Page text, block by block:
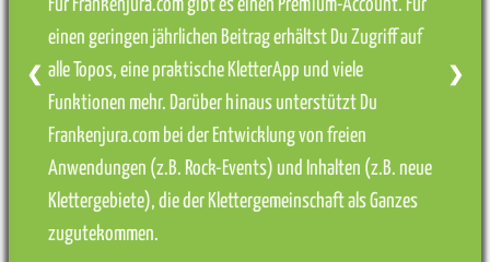
Für Frankenjura.com gibt es einen Premium-Account. Für
einen geringen jährlichen Beitrag erhältst Du Zugriff auf
alle Topos, eine praktische KletterApp und viele
Funktionen mehr. Darüber hinaus unterstützt Du
Frankenjura.com bei der Entwicklung von freien
Anwendungen (z.B. Rock-Events) und Inhalten (z.B. neue
Klettergebiete), die der Klettergemeinschaft als Ganzes
zugutekommen.
❮ ❯